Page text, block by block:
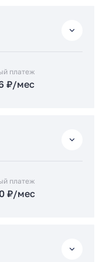
платеж
₽/мес
платеж
₽/мес